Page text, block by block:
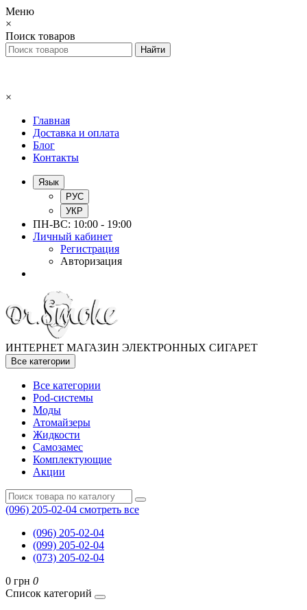
Меню
×
Поиск товаров
×
Главная
Доставка и оплата
Блог
Контакты
Язык
РУС
УКР
ПН-ВС: 10:00 - 19:00
Личный кабинет
Регистрация
Авторизация
ИНТЕРНЕТ МАГАЗИН ЭЛЕКТРОННЫХ СИГАРЕТ
Все категории
Все категории
Pod-системы
Моды
Атомайзеры
Жидкости
Самозамес
Комплектующие
Акции
(096) 205-02-04 смотреть все
(096) 205-02-04
(099) 205-02-04
(073) 205-02-04
0 грн 0
Список категорий